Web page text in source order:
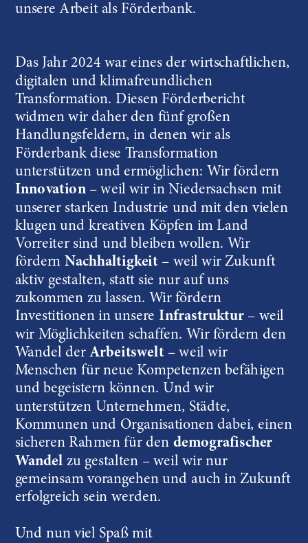
unsere Arbeit als Förderbank.
Das Jahr 2024 war eines der wirtschaftlichen,
digitalen und klimafreundlichen
Transformation. Diesen Förderbericht
widmen wir daher den fünf großen
Handlungsfeldern, in denen wir als
Förderbank diese Transformation
unterstützen und ermöglichen: Wir fördern
Innovation – weil wir in Niedersachsen mit
unserer starken Industrie und mit den vielen
klugen und kreativen Köpfen im Land
Vorreiter sind und bleiben wollen. Wir
fördern Nachhaltigkeit – weil wir Zukunft
aktiv gestalten, statt sie nur auf uns
zukommen zu lassen. Wir fördern
Investitionen in unsere Infrastruktur – weil
wir Möglichkeiten schaffen. Wir fördern den
Wandel der Arbeitswelt – weil wir
Menschen für neue Kompetenzen befähigen
und begeistern können. Und wir
unterstützen Unternehmen, Städte,
Kommunen und Organisationen dabei, einen
sicheren Rahmen für den demografischer
Wandel zu gestalten – weil wir nur
gemeinsam vorangehen und auch in Zukunft
erfolgreich sein werden.
Und nun viel Spaß mit